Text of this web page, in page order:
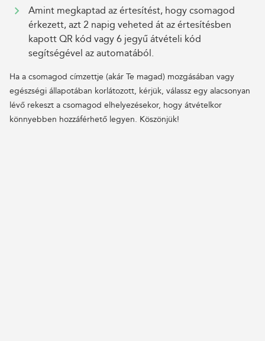
Amint megkaptad az értesítést, hogy csomagod
érkezett, azt 2 napig veheted át az értesítésben
kapott QR kód vagy 6 jegyű átvételi kód
segítségével az automatából.
Ha a csomagod címzettje (akár Te magad) mozgásában vagy
egészségi állapotában korlátozott, kérjük, válassz egy alacsonyan
lévő rekeszt a csomagod elhelyezésekor, hogy átvételkor
könnyebben hozzáférhető legyen. Köszönjük!